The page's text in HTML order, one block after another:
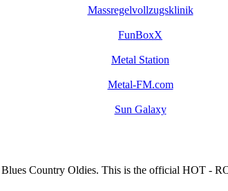
Massregelvollzugsklinik
FunBoxX
Metal Station
Metal-FM.com
Sun Galaxy
Country Oldies. This is the official HOT -